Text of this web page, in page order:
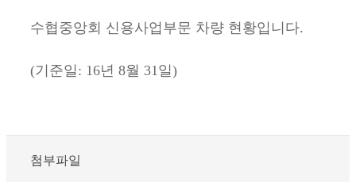
수협중앙회 신용사업부문 차량 현황입니다.
(기준일: 16년 8월 31일)
첨부파일